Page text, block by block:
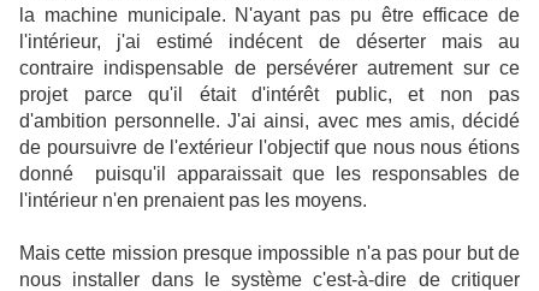
la machine municipale. N'ayant pas pu être efficace de
l'intérieur, j'ai estimé indécent de déserter mais au
contraire indispensable de persévérer autrement sur ce
projet parce qu'il était d'intérêt public, et non pas
d'ambition personnelle. J'ai ainsi, avec mes amis, décidé
de poursuivre de l'extérieur l'objectif que nous nous étions
donné puisqu'il apparaissait que les responsables de
l'intérieur n'en prenaient pas les moyens.
Mais cette mission presque impossible n'a pas pour but de
nous installer dans le système c'est-à-dire de critiquer